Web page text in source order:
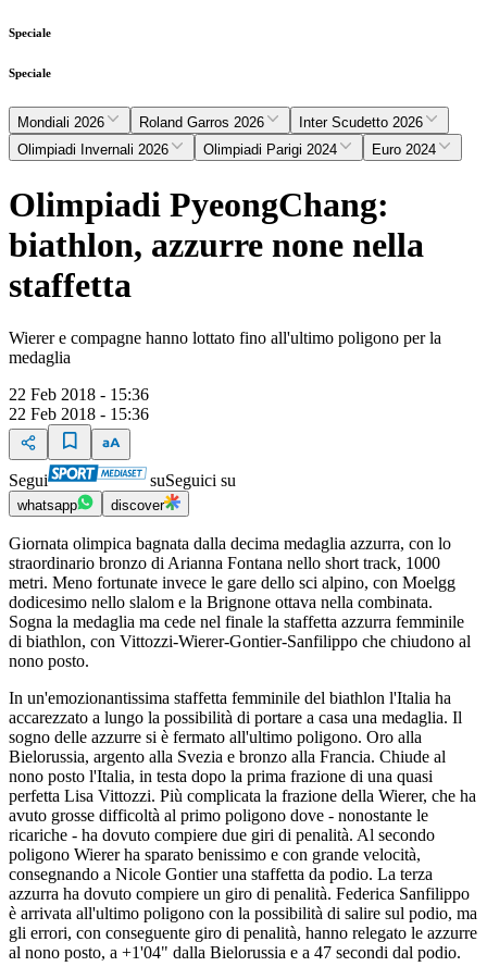
Speciale
Speciale
Mondiali 2026 Roland Garros 2026
Inter Scudetto 2026
Olimpiadi Invernali 2026
Olimpiadi Parigi 2024 Euro 2024
Olimpiadi PyeongChang:
biathlon, azzurre none nella
staffetta
Wierer e compagne hanno lottato fino all'ultimo poligono per la
medaglia
22 Feb 2018 - 15:36
22 Feb 2018 - 15:36
Segui suSeguici su
whatsapp discover
Giornata olimpica bagnata dalla decima medaglia azzurra, con lo
straordinario bronzo di Arianna Fontana nello short track, 1000
metri. Meno fortunate invece le gare dello sci alpino, con Moelgg
dodicesimo nello slalom e la Brignone ottava nella combinata.
Sogna la medaglia ma cede nel finale la staffetta azzurra femminile
di biathlon, con Vittozzi-Wierer-Gontier-Sanfilippo che chiudono al
nono posto.
In un'emozionantissima staffetta femminile del biathlon l'Italia ha
accarezzato a lungo la possibilità di portare a casa una medaglia. Il
sogno delle azzurre si è fermato all'ultimo poligono. Oro alla
Bielorussia, argento alla Svezia e bronzo alla Francia. Chiude al
nono posto l'Italia, in testa dopo la prima frazione di una quasi
perfetta Lisa Vittozzi. Più complicata la frazione della Wierer, che ha
avuto grosse difficoltà al primo poligono dove - nonostante le
ricariche - ha dovuto compiere due giri di penalità. Al secondo
poligono Wierer ha sparato benissimo e con grande velocità,
consegnando a Nicole Gontier una staffetta da podio. La terza
azzurra ha dovuto compiere un giro di penalità. Federica Sanfilippo
è arrivata all'ultimo poligono con la possibilità di salire sul podio, ma
gli errori, con conseguente giro di penalità, hanno relegato le azzurre
al nono posto, a +1'04" dalla Bielorussia e a 47 secondi dal podio.